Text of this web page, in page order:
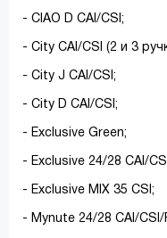
- CIAO D CAI/CSI;
- City CAI/CSI (2 и 3
- City J CAI/CSI;
- City D CAI/CSI;
- Exclusive Green;
- Exclusive 24/28 CAI/
- Exclusive MIX 35 CSI;
- Mynute 24/28 CAI/CSI/